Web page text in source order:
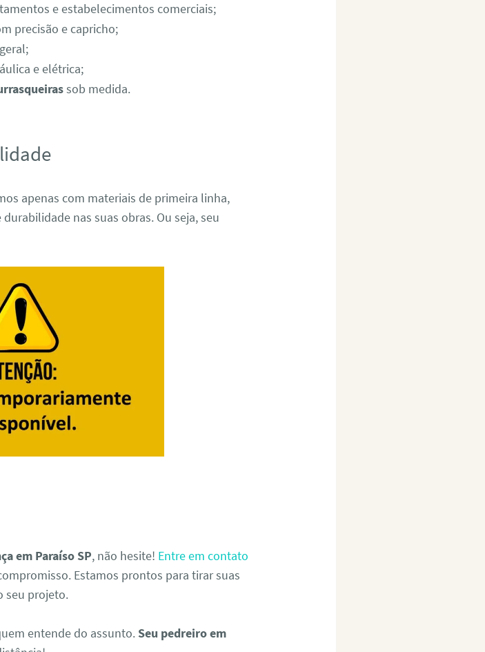
e estabelecimentos comerciais;
precisão e capricho;
e elétrica;
sob medida.
apenas com materiais de primeira linha,
nas suas obras. Ou seja, seu
em Paraíso SP, não hesite! Entre em contato
Estamos prontos para tirar suas
seu projeto.
entende do assunto. Seu pedreiro em